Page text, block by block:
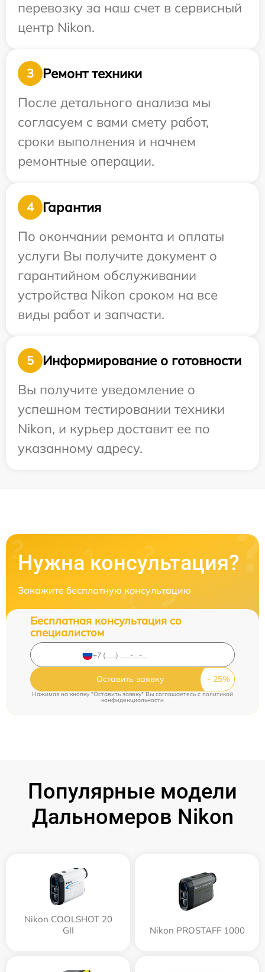
перевозку за наш счет в сервисный
центр Nikon.
3
Ремонт техники
После детального анализа мы
согласуем с вами смету работ,
сроки выполнения и начнем
ремонтные операции.
4
Гарантия
По окончании ремонта и оплаты
услуги Вы получите документ о
гарантийном обслуживании
устройства Nikon сроком на все
виды работ и запчасти.
5
Информирование о готовности
Вы получите уведомление о
успешном тестировании техники
Nikon, и курьер доставит ее по
указанному адресу.
Нужна консультация?
Закажите бесплатную консультацию
Бесплатная консультация со
специалистом
Оставить заявку
Нажимая на кнопку "Оставить заявку" Вы соглашаетесь c политикой
конфиденциальности
Популярные модели
Дальномеров Nikon
Nikon COOLSHOT 20
GII
Nikon PROSTAFF 1000